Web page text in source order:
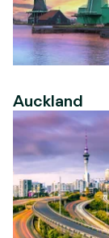
Auckland